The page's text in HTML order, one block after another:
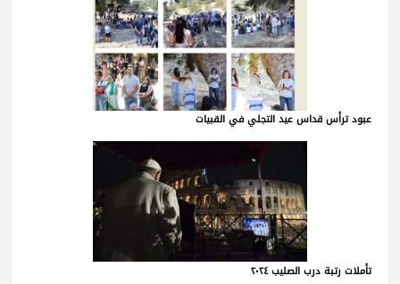
عبود ترأس قداس عيد التجلي في القبيات
تأملات رتبة درب الصليب ٢٠٢٤